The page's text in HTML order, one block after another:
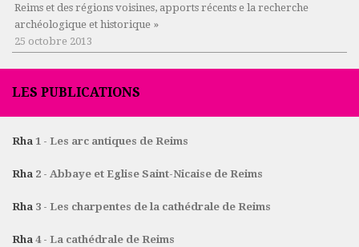
Reims et des régions voisines, apports récents e la recherche
archéologique et historique »
25 octobre 2013
LES PUBLICATIONS
Rha 1 - Les arc antiques de Reims
Rha 2 - Abbaye et Eglise Saint-Nicaise de Reims
Rha 3 - Les charpentes de la cathédrale de Reims
Rha 4 - La cathédrale de Reims